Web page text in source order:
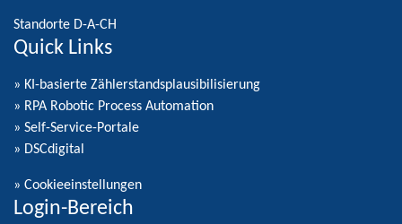
Standorte D-A-CH
Quick Links
» KI-basierte Zählerstandsplausibilisierung
» RPA Robotic Process Automation
» Self-Service-Portale
» DSCdigital
» Cookieeinstellungen
Login-Bereich